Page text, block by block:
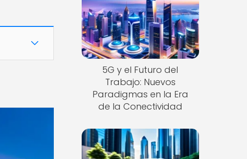
5G y el Futuro del
Trabajo: Nuevos
Paradigmas en la Era
de la Conectividad